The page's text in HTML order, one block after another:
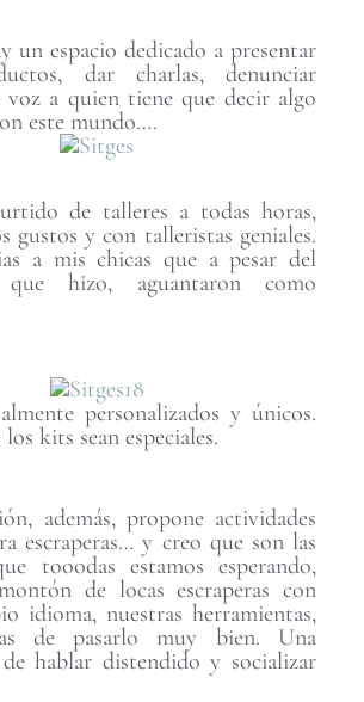
un espacio dedicado a presentar
dar charlas, denunciar
a quien tiene que decir algo
este mundo….
de talleres a todas horas,
gustos y con talleristas geniales.
a mis chicas que a pesar del
que hizo, aguantaron como
personalizados y únicos.
kits sean especiales.
además, propone actividades
escraperas… y creo que son las
tooodas estamos esperando,
de locas escraperas con
idioma, nuestras herramientas,
de pasarlo muy bien. Una
hablar distendido y socializar